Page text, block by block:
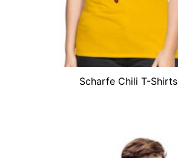
Scharfe Chili T-Shirts